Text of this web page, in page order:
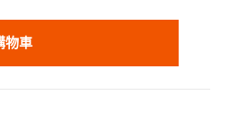
物車